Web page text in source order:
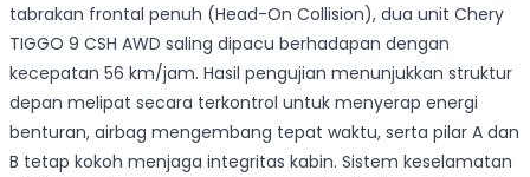
tabrakan frontal penuh (Head-On Collision), dua unit Chery
TIGGO 9 CSH AWD saling dipacu berhadapan dengan
kecepatan 56 km/jam. Hasil pengujian menunjukkan struktur
depan melipat secara terkontrol untuk menyerap energi
benturan, airbag mengembang tepat waktu, serta pilar A dan
B tetap kokoh menjaga integritas kabin. Sistem keselamatan